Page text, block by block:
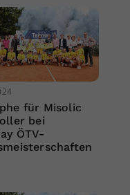
für Misolic
bei
ÖTV-